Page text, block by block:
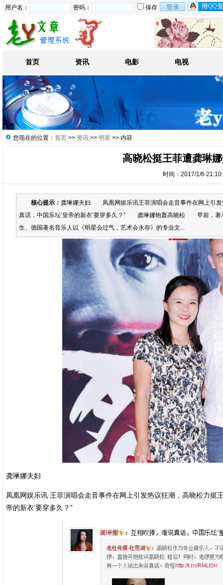
用户名： 密码： 保存
首页 资讯 电影 电视
您现在的位置： 首页 >> 资讯 >> 明星 >> 内容
高晓松挺王菲遭龚琳
时间：2017/1/6
核心提示： 龚琳娜夫妇 凤凰网娱乐讯王菲演唱会走音事件在网上引发
真话，中国乐坛‘皇帝的新衣’要穿多久？” 龚琳娜炮轰高晓松 早前，著
生、德国著名音乐人以《明星会过气，艺术会永存》的专业文...
龚琳娜夫妇
凤凰网娱乐讯 王菲演唱会走音事件在网上引发热议狂潮，高晓松力挺
帝的新衣’要穿多久？”